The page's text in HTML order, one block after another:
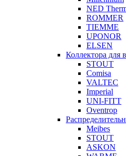
NED
ROMMER
TIEMME
UPONOR
ELSEN
Коллектора для
STOUT
Comisa
VALTEC
Imperial
UNI-FITT
Oventrop
Meibes
STOUT
ASKON